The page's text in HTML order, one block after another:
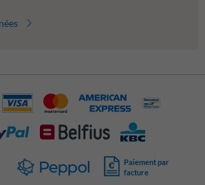
Paiement par
facture